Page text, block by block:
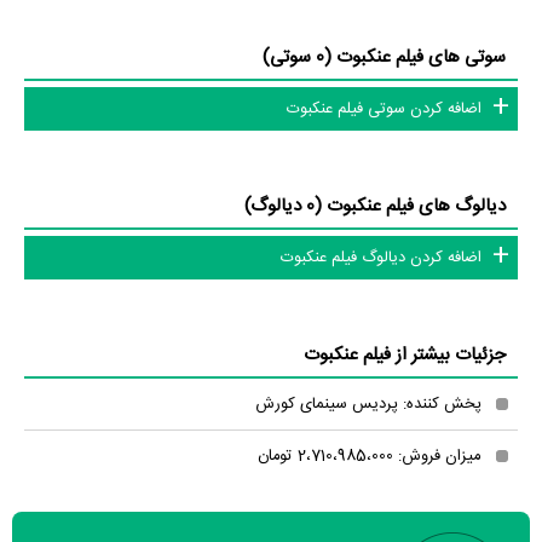
سوتی های فیلم عنکبوت (0 سوتی)
اضافه کردن سوتی فیلم عنکبوت
دیالوگ های فیلم عنکبوت (0 دیالوگ)
اضافه کردن دیالوگ فیلم عنکبوت
جزئیات بیشتر از فیلم عنکبوت
پخش کننده: پردیس سینمای کورش
میزان فروش: 2،710،985،000 تومان